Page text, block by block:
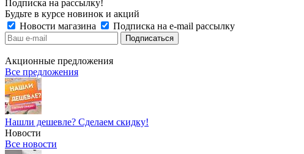
Подписка на рассылку!
Будьте в курсе новинок и акций
Новости магазина
Подписка на e-mail рассылку
Акционные предложения
Все предложения
Нашли дешевле? Сделаем скидку!
Новости
Все новости